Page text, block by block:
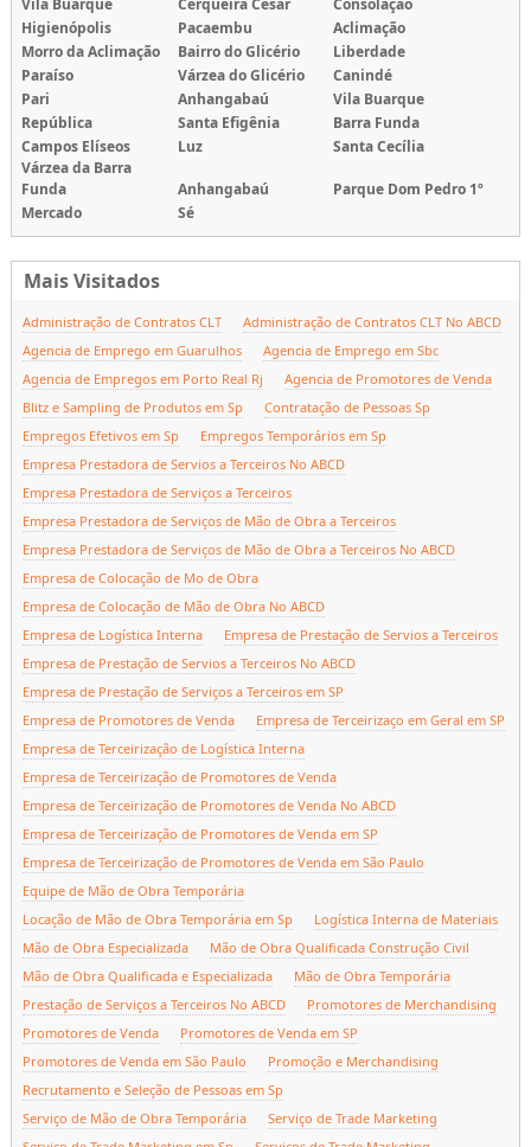
Vila Buarque Cerqueira Cesar
Consolação
Higienópolis
Pacaembu
Aclimação
Morro da Aclimação
Bairro do Glicério
Liberdade
Paraíso
Várzea do Glicério
Canindé
Pari
Anhangabaú
Vila Buarque
República
Santa Efigênia
Barra Funda
Campos Elíseos
Luz
Santa Cecília
Várzea da Barra
Funda
Anhangabaú
Parque Dom Pedro 1º
Mercado
Sé
Mais Visitados
Administração de Contratos CLT
Administração de Contratos CLT No ABCD
Agencia de Emprego em Guarulhos
Agencia de Emprego em Sbc
Agencia de Empregos em Porto Real Rj
Agencia de Promotores de Venda
Blitz e Sampling de Produtos em Sp
Contratação de Pessoas Sp
Empregos Efetivos em Sp
Empregos Temporários em Sp
Empresa Prestadora de Servios a Terceiros No ABCD
Empresa Prestadora de Serviços a Terceiros
Empresa Prestadora de Serviços de Mão de Obra a Terceiros
Empresa Prestadora de Serviços de Mão de Obra a Terceiros No ABCD
Empresa de Colocação de Mo de Obra
Empresa de Colocação de Mão de Obra No ABCD
Empresa de Logística Interna
Empresa de Prestação de Servios a Terceiros
Empresa de Prestação de Servios a Terceiros No ABCD
Empresa de Prestação de Serviços a Terceiros em SP
Empresa de Promotores de Venda
Empresa de Terceirizaço em Geral em SP
Empresa de Terceirização de Logística Interna
Empresa de Terceirização de Promotores de Venda
Empresa de Terceirização de Promotores de Venda No ABCD
Empresa de Terceirização de Promotores de Venda em SP
Empresa de Terceirização de Promotores de Venda em São Paulo
Equipe de Mão de Obra Temporária
Locação de Mão de Obra Temporária em Sp
Logística Interna de Materiais
Mão de Obra Especializada
Mão de Obra Qualificada Construção Civil
Mão de Obra Qualificada e Especializada
Mão de Obra Temporária
Prestação de Serviços a Terceiros No ABCD
Promotores de Merchandising
Promotores de Venda
Promotores de Venda em SP
Promotores de Venda em São Paulo
Promoção e Merchandising
Recrutamento e Seleção de Pessoas em Sp
Serviço de Mão de Obra Temporária
Serviço de Trade Marketing